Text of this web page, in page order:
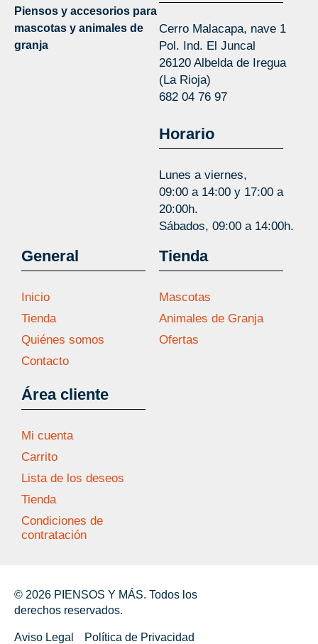
Piensos y accesorios para
mascotas y animales de
granja
Cerro Malacapa, nave 1
Pol. Ind. El Juncal
26120 Albelda de Iregua
(La Rioja)
682 04 76 97
Horario
Lunes a viernes,
09:00 a 14:00 y 17:00 a
20:00h.
Sábados, 09:00 a 14:00h.
General
Inicio
Tienda
Quiénes somos
Contacto
Área cliente
Mi cuenta
Carrito
Lista de los deseos
Tienda
Condiciones de
contratación
Tienda
Mascotas
Animales de Granja
Ofertas
© 2026 PIENSOS Y MÁS. Todos los
derechos reservados.
Aviso Legal
Política de Privacidad